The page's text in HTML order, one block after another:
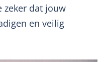
zeker dat jouw
en veilig